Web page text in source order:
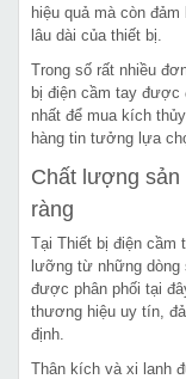
hiệu quả mà còn
lâu dài của thiết bị.
Trong số rất nhiều
bị điện cầm tay được
nhất để mua kích
hàng tin tưởng lựa
Chất lượng sản
ràng
Tại Thiết bị điện
lưỡng từ những dòng
được phân phối tại
thương hiệu uy tín,
định.
Thân kích và xi lanh